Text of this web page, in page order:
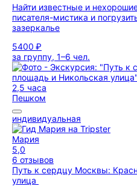
Найти известные и
писателя-мистика и
зазеркалье
5400 ₽
за группу, 1–6 чел.
2,5 часа
Пешком
индивидуальная
Мария
5,0
6 отзывов
Путь к сердцу Москвы:
улица